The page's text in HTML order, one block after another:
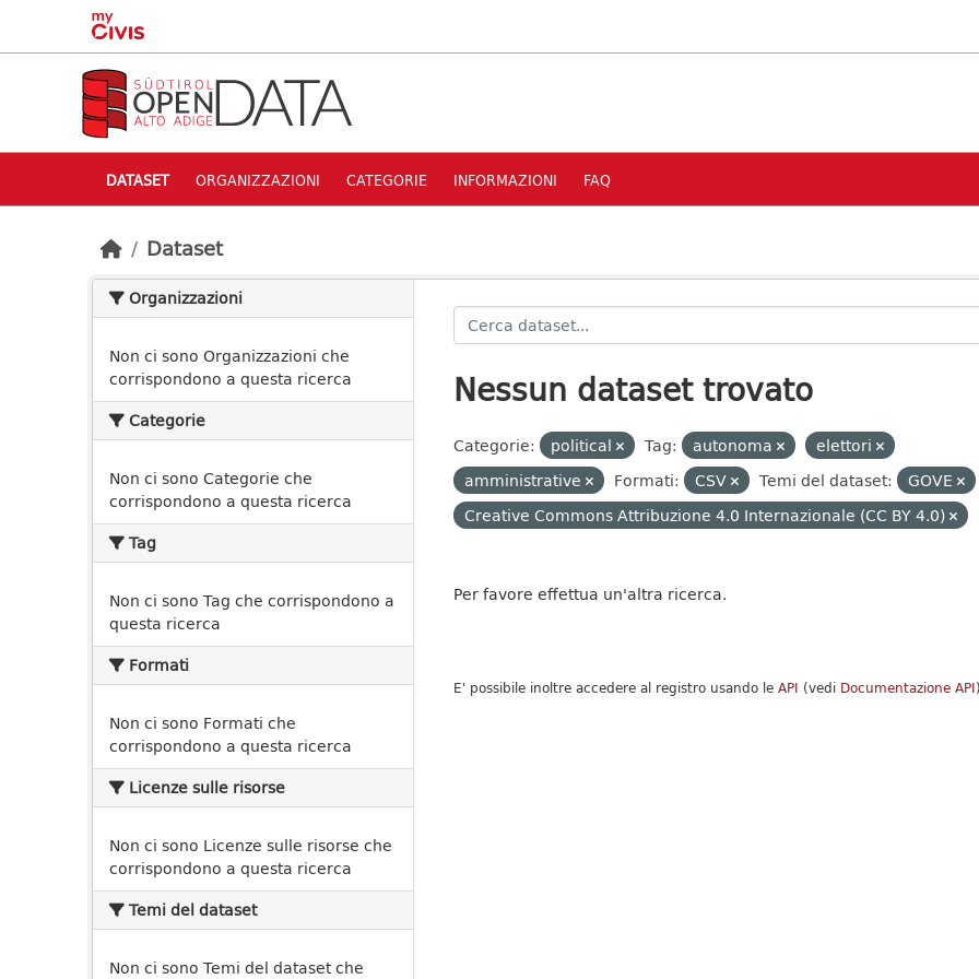
Skip to main content
DATASET ORGANIZZAZIONI CATEGORIE INFORMAZIONI FAQ
Dataset
Organizzazioni
Non ci sono Organizzazioni che
corrispondono a questa ricerca
Categorie
Non ci sono Categorie che
corrispondono a questa ricerca
Tag
Non ci sono Tag che corrispondono a
questa ricerca
Formati
Non ci sono Formati che
corrispondono a questa ricerca
Licenze sulle risorse
Non ci sono Licenze sulle risorse che
corrispondono a questa ricerca
Temi del dataset
Non ci sono Temi del dataset che
Nessun dataset trovato
Categorie: political Tag: autonoma
elettori
amministrative
Formati: CSV Temi del dataset:
GOVE
Creative Commons Attribuzione 4.0 Internazionale (CC BY 4.0)
Per favore effettua un'altra ricerca.
E' possibile inoltre accedere al registro usando le API (vedi Documentazione API